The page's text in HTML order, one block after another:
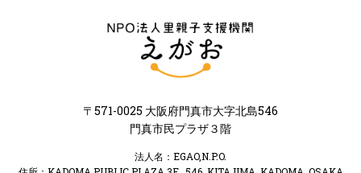
〒571-0025 大阪府門真市大字北島546
門真市民プラザ３階
法人名：EGAO,N.P.O.